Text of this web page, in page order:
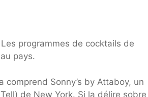
programmes de cocktails de
pays.
Sonny’s by Attaboy, un
de New York. Si la délire sobre